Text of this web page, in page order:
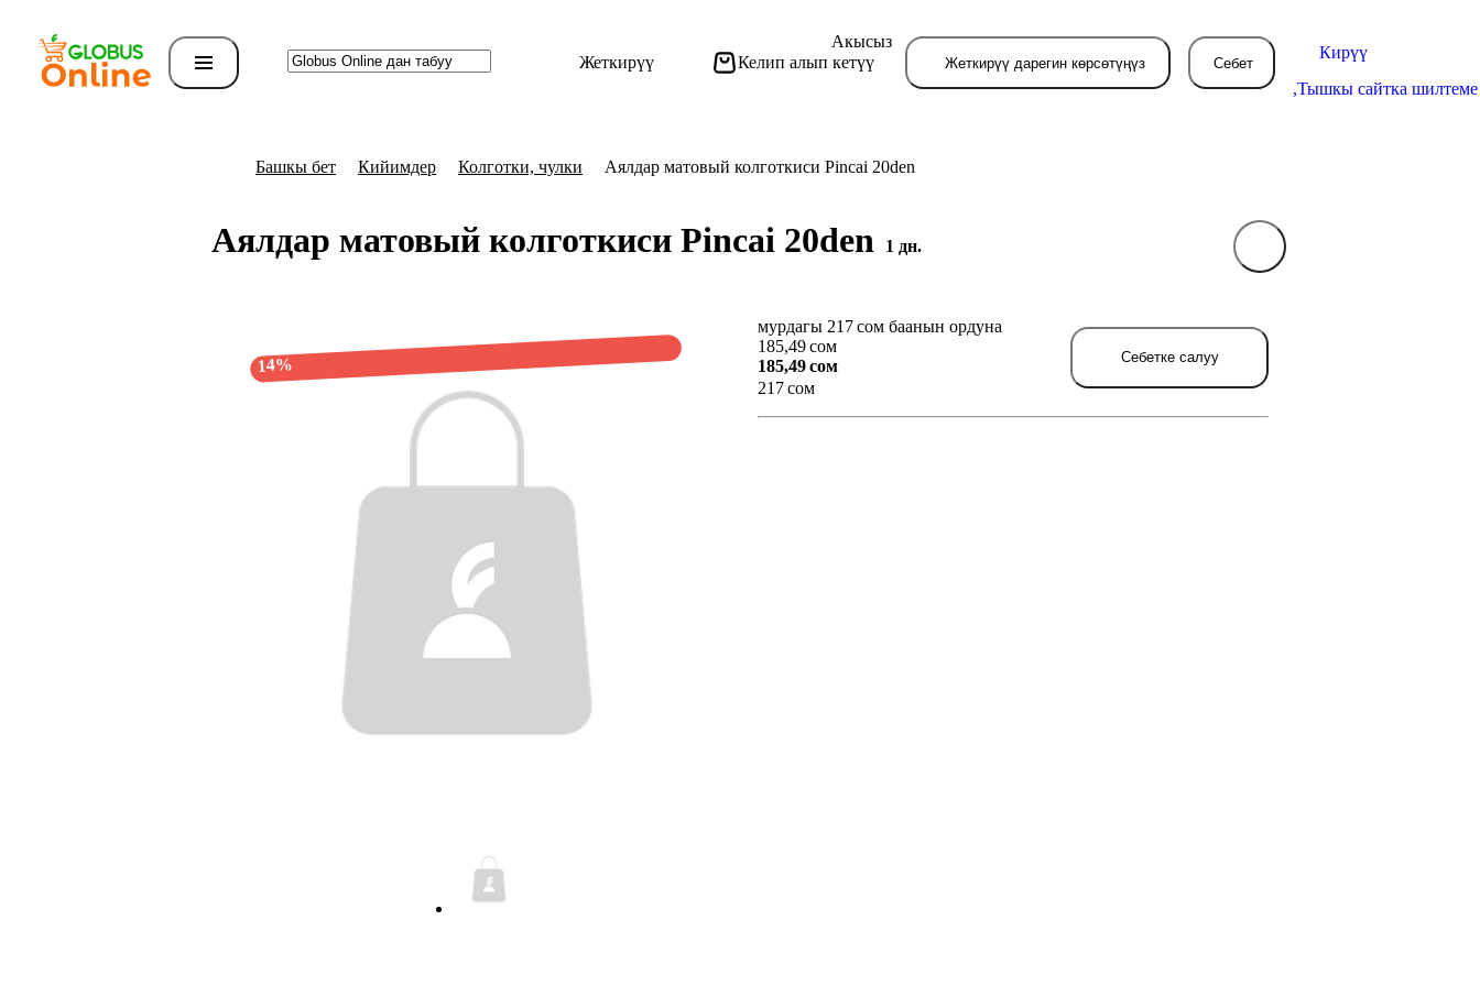
Жеткирүү Келип алып кетүү
Акысыз
Жеткирүү дарегин көрсөтүңүз Себет
Кирүү
,Тышкы сайтка шилтеме
Башкы бет Кийимдер Колготки, чулки Аялдар матовый колготкиси Pincai 20den
Аялдар матовый колготкиси Pincai 20den 1 дн.
14%
мурдагы 217 сом баанын ордуна
185,49 сом
185,49 сом
217 сом
Себетке салуу
Бул жерде сиз буйрутма берген
товарлар пайда болот.